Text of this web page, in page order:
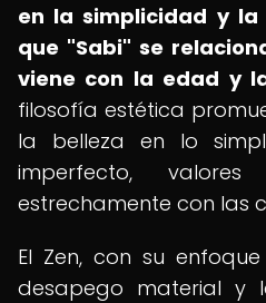
en la simplicidad y la
que "Sabi" se
viene con la edad y
filosofía estética
la belleza en lo
imperfecto,
estrechamente con las
El Zen, con su
desapego material y